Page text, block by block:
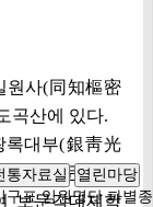
통자료실 열린마당
구표 임원명단 파별종
원사(同知樞密
곡산에 있다.
록대부(銀靑光
채보문(蔡寶
보문각대제학